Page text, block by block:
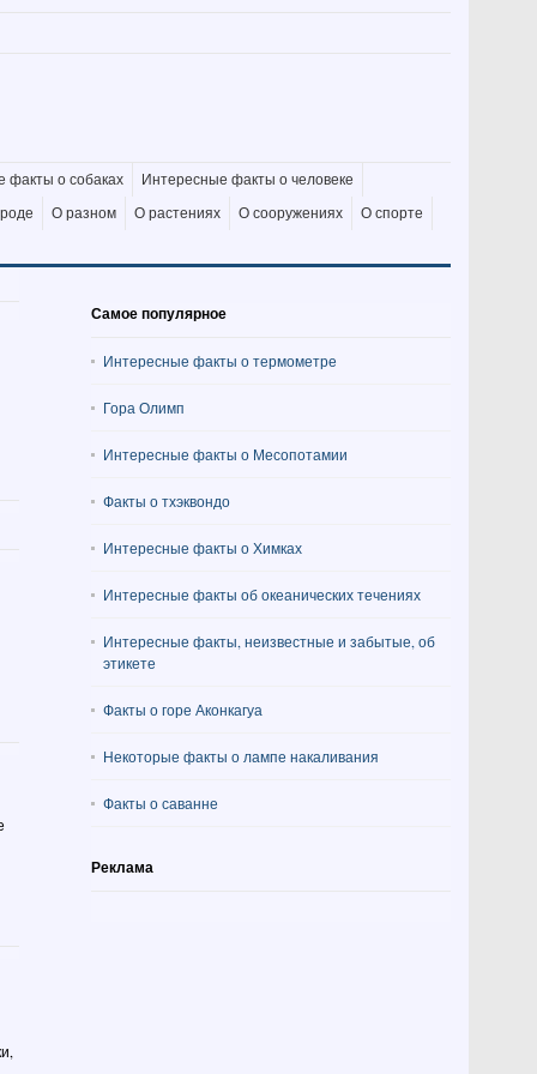
факты о собаках
Интересные факты о человеке
О разном О растениях О сооружениях
О спорте
Самое популярное
Интересные факты о термометре
Гора Олимп
Интересные факты о Месопотамии
Факты о тхэквондо
Интересные факты о Химках
Интересные факты об океанических течениях
Интересные факты, неизвестные и забытые, об
этикете
Факты о горе Аконкагуа
Некоторые факты о лампе накаливания
Факты о саванне
Реклама